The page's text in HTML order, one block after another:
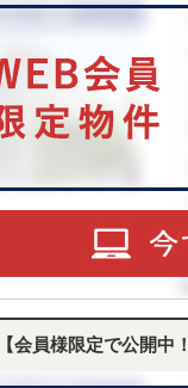
【会員様限定で公開中！